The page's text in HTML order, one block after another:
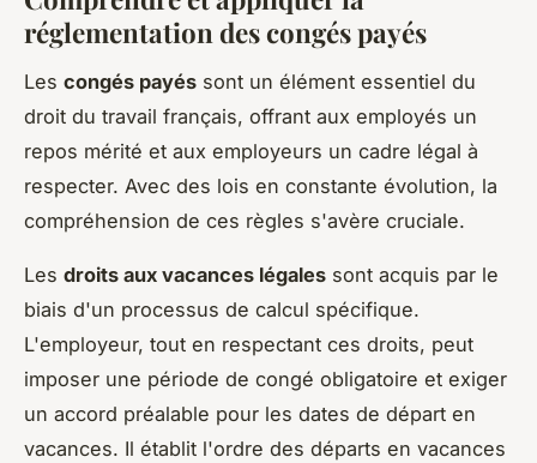
réglementation des congés payés
Les congés payés sont un élément essentiel du
droit du travail français, offrant aux employés un
repos mérité et aux employeurs un cadre légal à
respecter. Avec des lois en constante évolution, la
compréhension de ces règles s'avère cruciale.
Les droits aux vacances légales sont acquis par le
biais d'un processus de calcul spécifique.
L'employeur, tout en respectant ces droits, peut
imposer une période de congé obligatoire et exiger
un accord préalable pour les dates de départ en
vacances. Il établit l'ordre des départs en vacances